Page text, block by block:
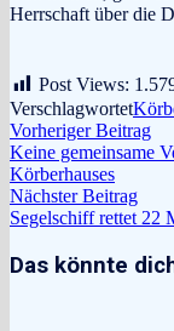
Herrschaft über die
Post Views:
Verschlagwortet
Vorheriger Beitrag
Keine gemeinsame
Körberhauses
Nächster Beitrag
Segelschiff rettet 22
Das könnte